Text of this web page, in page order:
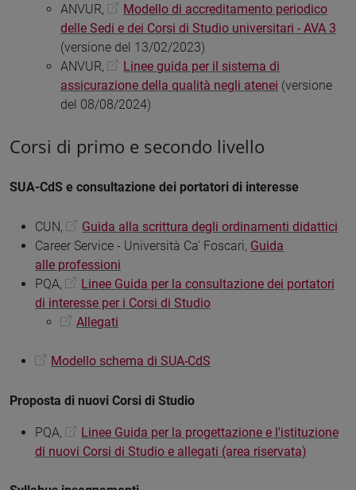
ANVUR,
Modello di accreditamento periodico
delle Sedi e dei Corsi di Studio universitari - AVA 3
(versione del 13/02/2023)
ANVUR,
Linee guida per il sistema di
assicurazione della qualità negli atenei (versione
del 08/08/2024)
Corsi di primo e secondo livello
SUA-CdS e consultazione dei portatori di interesse
CUN,
Guida alla scrittura degli ordinamenti didattici
Career Service - Università Ca' Foscari, Guida
alle professioni
PQA,
Linee Guida per la consultazione dei portatori
di interesse per i Corsi di Studio
Allegati
Modello schema di SUA-CdS
Proposta di nuovi Corsi di Studio
PQA,
Linee Guida per la progettazione e l'istituzione
di nuovi Corsi di Studio e allegati (area riservata)